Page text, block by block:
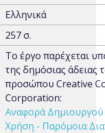
Ελληνικά
257 σ.
Το έργο παρέχεται
της δημόσιας άδειας
προσώπου Creative
Corporation:
Αναφορά
Χρήση - Παρόμοια